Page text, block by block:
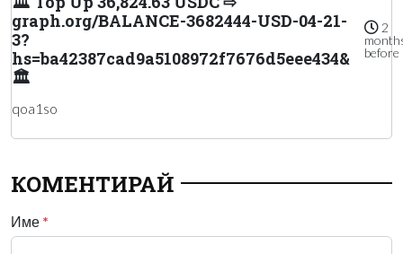
graph.org/BALANCE-3682444-USD-04-21-
3?
hs=ba42387cad9a5108972f7676d5eee434&
🏛️
2
before
qoa1so
КОМЕНТИРАЙ
Име *